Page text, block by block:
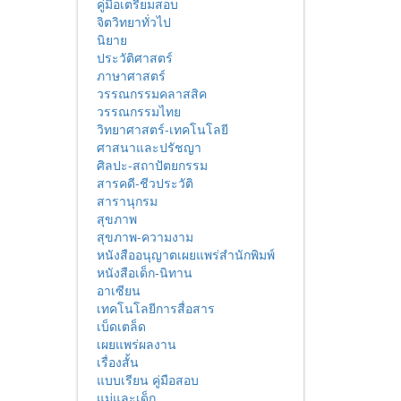
คู่มือเตรียมสอบ
จิตวิทยาทั่วไป
นิยาย
ประวัติศาสตร์
ภาษาศาสตร์
วรรณกรรมคลาสสิค
วรรณกรรมไทย
วิทยาศาสตร์-เทคโนโลยี
ศาสนาและปรัชญา
ศิลปะ-สถาปัตยกรรม
สารคดี-ชีวประวัติ
สารานุกรม
สุขภาพ
สุขภาพ-ความงาม
หนังสืออนุญาตเผยแพร่สำนักพิมพ์
หนังสือเด็ก-นิทาน
อาเซียน
เทคโนโลยีการสื่อสาร
เบ็ดเตล็ด
เผยแพร่ผลงาน
เรื่องสั้น
แบบเรียน คู่มือสอบ
แม่และเด็ก